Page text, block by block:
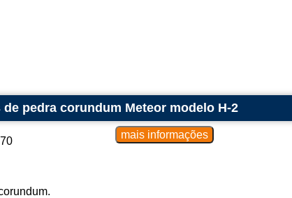
pedra corundum Meteor modelo H-2